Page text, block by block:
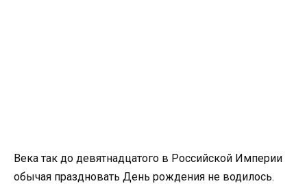
Века так до девятнадцатого в Российской Империи
обычая праздновать День рождения не водилось.